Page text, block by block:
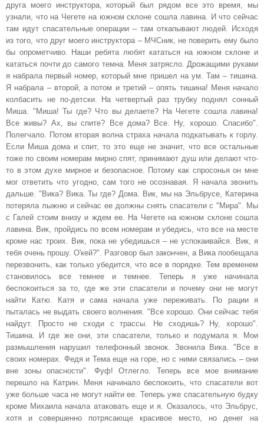
друга моего инструктора, который был рядом все это время, мы
узнали, что на Чегете на южном склоне сошла лавина. И что сейчас
там идут спасательные операции – там откапывают людей. Исходя
из того, что друг моего инструктора – МЧСник, не поверить ему было
бы опрометчиво. Наши ребята любят кататься на южном склоне и
кататься почти до самого темна. Меня затрясло. Дрожащими руками
я набрала первый номер, который мне пришел на ум. Там – тишина.
Я набрала – второй, а потом и третий – опять тишина! Меня начало
колбасить не по-детски. На четвертый раз трубку поднял сонный
Миша. "Миша! Ты где? Что вы делаете? На Чегете сошла лавина!
Все живы? Ах, вы спите? Все дома? Все. Ну, хорошо. Спасибо".
Полегчало. Потом вторая волна страха начала подкатывать к горлу.
Если Миша дома и спит, то это еще не значит, что все остальные
тоже по своим номерам мирно спят, принимают душ или делают что-
то в этом духе мирное и безопасное. Потому как спросонья он мне
мог ответить что угодно, сам того не осознавая. Я начала звонить
дальше. "Вика? Вика. Ты где? Дома. Вик, мы на Эльбрусе, Катерина
потеряла лыжню и сейчас ее должны снять спасатели с "Мира". Мы
с Галей стоим внизу и ждем ее. На Чегете на южном склоне сошла
лавина. Вик, пройдись по всем номерам и убедись, что все на месте
кроме нас троих. Вик, пока не убедишься – не успокаивайся. Вик, я
тебя очень прошу. О'кей?". Разговор был закончен, а Вика пообещала
перезвонить, как только убедится, что все в порядке. Тем временем
становилось все темнее и темнее. Теперь я уже начинала
беспокоиться за то, где же эти спасатели и почему они не могут
найти Катю. Катя и сама начала уже переживать. По рации я
пыталась не выдать своего волнения. "Все хорошо. Они сейчас тебя
найдут. Просто не сходи с трассы. Не сходишь? Ну, хорошо".
Тишина. И где же они, эти спасатели, только и подумала я. Мои
размышления нарушил телефонный звонок. Звонила Вика. "Все в
своих номерах. Федя и Тема еще на горе, но с ними связались – они
вне зоны опасности". Фуф! Отлегло. Теперь все мое внимание
перешло на Катрин. Меня начинало беспокоить, что спасатели вот
уже больше часа не могут найти ее. Теперь уже спасательную будку
кроме Михаила начала атаковать еще и я. Оказалось, что Эльбрус,
хотя и совершенно потрясающе красивое место, но денег на